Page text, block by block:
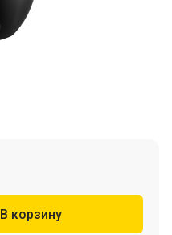
В корзину